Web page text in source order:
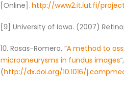
[Online]. http://www2.it.lut.fi/
[9] University of Iowa. (2007)
10. Rosas-Romero, “A method to
microaneurysms in fundus images“,
(http://dx.doi.org/10.1016/